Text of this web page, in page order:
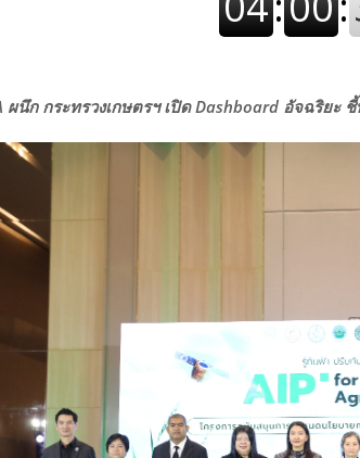
ผนึก กระทรวงเกษตรฯ เปิด Dashboard อัจฉริยะ